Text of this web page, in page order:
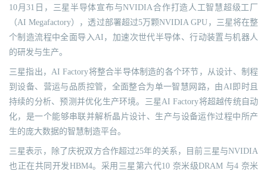
10月31日，三星半导体宣布与NVIDIA合作打造人工智慧超级工厂
（AI Megafactory），透过部署超过5万颗NVIDIA GPU，三星将在整
个制造流程中全面导入AI，加速次世代半导体、行动装置与机器人
的研发与生产。
三星指出，AI Factory将整合半导体制造的各个环节，从设计、制程
到设备、营运与品质控管，全面整合为单一智慧网路，由AI即时且
持续的分析、预测并优化生产环境。三星AI Factory将超越传统自动
化，是一个能够串联并解析晶片设计、生产与设备运作过程中所产
生的庞大数据的智慧制造平台。
三星表示，除了庆祝双方合作超过25年的关系，目前三星与NVIDIA
也正在共同开发HBM4。采用三星第六代10 奈米级DRAM 与4 奈米